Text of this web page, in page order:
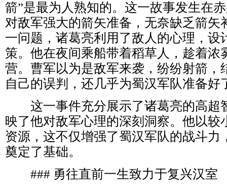
箭”是最为人熟知的。这一故事发生在
对敌军强大的箭矢准备，无奈缺乏箭矢
一问题，诸葛亮利用了敌人的心理，设
策。他在夜间乘船带着稻草人，趁着浓
营。曹军以为是敌军来袭，纷纷射箭，
自己的误判，还几乎为蜀汉军队准备好
这一事件充分展示了诸葛亮的高超
映了他对敌军心理的深刻洞察。他以较
资源，这不仅增强了蜀汉军队的战斗力
奠定了基础。
### 勇往直前一生致力于复兴汉室